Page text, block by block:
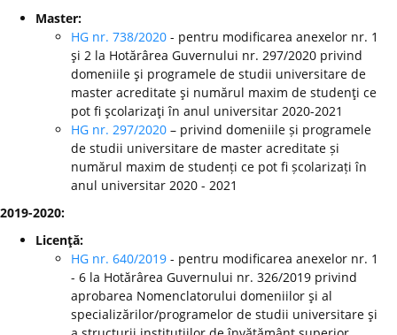
Master:
HG nr. 738/2020 - pentru modificarea anexelor nr. 1
şi 2 la Hotărârea Guvernului nr. 297/2020 privind
domeniile şi programele de studii universitare de
master acreditate şi numărul maxim de studenţi ce
pot fi şcolarizaţi în anul universitar 2020-2021
HG nr. 297/2020 – privind domeniile și programele
de studii universitare de master acreditate și
numărul maxim de studenți ce pot fi școlarizați în
anul universitar 2020 - 2021
2019-2020:
Licenţă:
HG nr. 640/2019 - pentru modificarea anexelor nr. 1
- 6 la Hotărârea Guvernului nr. 326/2019 privind
aprobarea Nomenclatorului domeniilor şi al
specializărilor/programelor de studii universitare şi